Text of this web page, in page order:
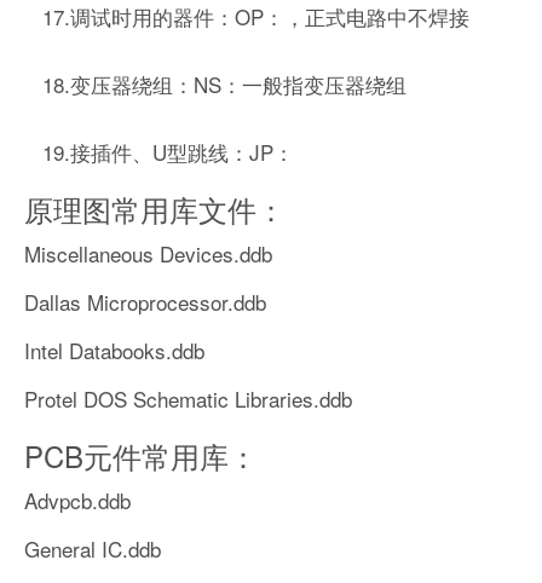
17.调试时用的器件：OP：，正式电路中不焊接
18.变压器绕组：NS：一般指变压器绕组
19.接插件、U型跳线：JP：
原理图常用库文件：
Miscellaneous Devices.ddb
Dallas Microprocessor.ddb
Intel Databooks.ddb
Protel DOS Schematic Libraries.ddb
PCB元件常用库：
Advpcb.ddb
General IC.ddb